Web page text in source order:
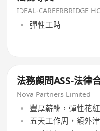
彈性工時
法務顧問ASS-法律
Nova Partners Limited
豐厚薪酬，彈性花
五天工作周，額外